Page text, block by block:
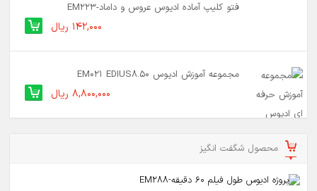
فتو کلیپ آماده ادیوس عروس و داماد-EM223
142,000 ریال
مجموعه آموزش ادیوس EM021 EDIUS8.50
8,800,000 ریال
محصول شگفت انگیز